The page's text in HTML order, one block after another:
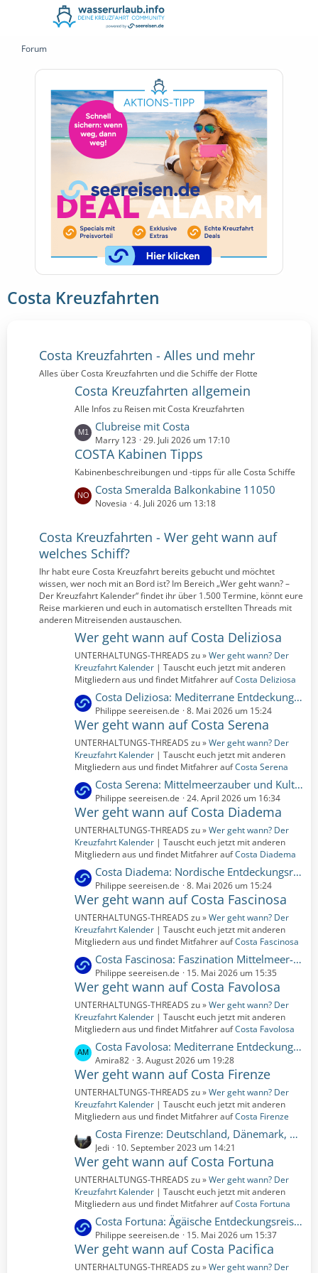
Forum
Costa Kreuzfahrten
Costa Kreuzfahrten - Alles und mehr
Alles über Costa Kreuzfahrten und die Schiffe der Flotte
Costa Kreuzfahrten allgemein
Alle Infos zu Reisen mit Costa Kreuzfahrten
L
e
t
z
e
i
t
r
ä
g
e
Clubreise mit Costa
Marry 123 29. Juli 2026 um 17:10
COSTA Kabinen Tipps
Kabinenbeschreibungen und -tipps für alle Costa Schiffe
L
e
z
t
e
B
e
i
t
r
ä
g
e
Costa Smeralda Balkonkabine 11050
Novesia 4. Juli 2026 um 13:18
Costa Kreuzfahrten - Wer geht wann auf
welches Schiff?
Ihr habt eure Costa Kreuzfahrt bereits gebucht und möchtet
wissen, wer noch mit an Bord ist? Im Bereich „Wer geht wann? –
Der Kreuzfahrt Kalender“ findet ihr über 1.500 Termine, könnt eure
Reise markieren und euch in automatisch erstellten Threads mit
anderen Mitreisenden austauschen.
Wer geht wann auf Costa Deliziosa
UNTERHALTUNGS-THREADS zu »Wer geht wann? Der
Kreuzfahrt Kalender | Tauscht euch jetzt mit anderen
Mitgliedern aus und findet Mitfahrer aufCosta Deliziosa
L
e
t
z
t
e
B
e
i
t
r
ä
g
e
Costa Deliziosa: Mediterrane Entdeckungsreise | 7 Nächte | 19.06.2027 bis 26.06.2027 (Samstag, 19. Juni 2027, 00:00 – Samstag, 26. Juni 2027, 00:00)
Philippe seereisen.de 8. Mai 2026 um 15:24
Wer geht wann auf Costa Serena
UNTERHALTUNGS-THREADS zu »Wer geht wann? Der
Kreuzfahrt Kalender | Tauscht euch jetzt mit anderen
Mitgliedern aus und findet Mitfahrer aufCosta Serena
L
e
t
z
t
e
B
e
i
t
r
ä
g
e
Costa Serena: Mittelmeerzauber und Kulturvielfalt | 4 Nächte | 10.11.2027 bis 14.11.2027 (Mittwoch, 10. November 2027, 00:00 – Sonntag, 14. November 2027, 00:00)
Philippe seereisen.de 24. April 2026 um 16:34
Wer geht wann auf Costa Diadema
UNTERHALTUNGS-THREADS zu »Wer geht wann? Der
Kreuzfahrt Kalender | Tauscht euch jetzt mit anderen
Mitgliedern aus und findet Mitfahrer aufCosta Diadema
L
e
t
z
t
e
B
e
i
t
r
ä
g
e
Costa Diadema: Nordische Entdeckungsreise | 4 Nächte | 11.09.2026 bis 15.09.2026 (Freitag, 11. September 2026, 00:00 – Dienstag, 15. September 2026, 00:00)
Philippe seereisen.de 8. Mai 2026 um 15:24
Wer geht wann auf Costa Fascinosa
UNTERHALTUNGS-THREADS zu »Wer geht wann? Der
Kreuzfahrt Kalender | Tauscht euch jetzt mit anderen
Mitgliedern aus und findet Mitfahrer aufCosta Fascinosa
L
e
t
z
t
e
B
e
i
t
r
ä
e
Costa Fascinosa: Faszination Mittelmeer-Abenteuer | 5 Nächte | 26.10.2027 bis 31.10.2027 (Dienstag, 26. Oktober 2027, 00:00 – Sonntag, 31. Oktober 2027, 00:00)
Philippe seereisen.de 15. Mai 2026 um 15:35
Wer geht wann auf Costa Favolosa
UNTERHALTUNGS-THREADS zu »Wer geht wann? Der
Kreuzfahrt Kalender | Tauscht euch jetzt mit anderen
Mitgliedern aus und findet Mitfahrer aufCosta Favolosa
L
e
t
z
t
e
e
i
t
r
ä
g
e
Costa Favolosa: Mediterrane Entdeckungen und Atlantikzauber | 10 Nächte | 19.05.2027 bis 29.05.2027 (Mittwoch, 19. Mai 2027, 00:00 – Samstag, 29. Mai 2027, 00:00)
Amira82 3. August 2026 um 19:28
Wer geht wann auf Costa Firenze
UNTERHALTUNGS-THREADS zu »Wer geht wann? Der
Kreuzfahrt Kalender | Tauscht euch jetzt mit anderen
Mitgliedern aus und findet Mitfahrer aufCosta Firenze
L
e
t
z
t
e
B
e
i
t
Costa Firenze: Deutschland, Dänemark, Norwegen, Frankreich, Spanien, Portugal, Italien | 14 Nächte | 15.09.2023 bis 29.09.2023 (Freitag, 15. September 2023, 00:00-Freitag, 29. September 2023, 00:00)
Jedi 10. September 2023 um 14:21
Wer geht wann auf Costa Fortuna
UNTERHALTUNGS-THREADS zu »Wer geht wann? Der
Kreuzfahrt Kalender | Tauscht euch jetzt mit anderen
Mitgliedern aus und findet Mitfahrer aufCosta Fortuna
L
e
t
z
Costa Fortuna: Ägäische Entdeckungsreise | 3 Nächte | 15.05.2026 bis 18.05.2026 (Freitag, 15. Mai 2026, 00:00 – Montag, 18. Mai 2026, 00:00)
Philippe seereisen.de 15. Mai 2026 um 15:37
Wer geht wann auf Costa Pacifica
UNTERHALTUNGS-THREADS zu »Wer geht wann? Der